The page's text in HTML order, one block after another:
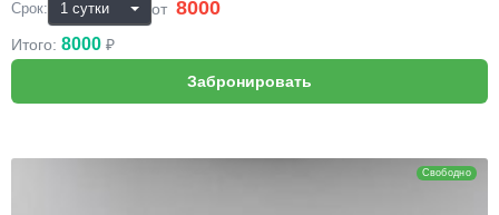
Срок: от 8000
Итого: 8000 ₽
Свободно